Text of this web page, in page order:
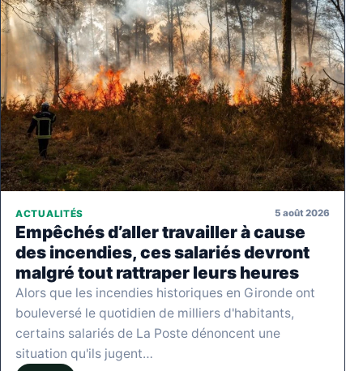
ACTUALITÉS 5 août 2026
Empêchés d’aller travailler à cause
des incendies, ces salariés devront
malgré tout rattraper leurs heures
Alors que les incendies historiques en Gironde ont
bouleversé le quotidien de milliers d'habitants,
certains salariés de La Poste dénoncent une
situation qu'ils jugent…